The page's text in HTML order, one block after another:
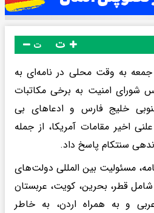
ت
جمعه به وقت محلی در نامه‌ای به
شورای امنیت به برخی مکاتبات
خلیج فارس و ادعاهای بی
اخیر مقامات آمریکا، از جمله
سنتکام پاسخ داد.
مسئولیت بین المللی دولت‌های
قطر، بحرین، کویت، عربستان
و به همراه اردن، به خاطر